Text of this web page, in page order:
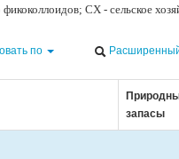
СХ - сельское
по
запасы